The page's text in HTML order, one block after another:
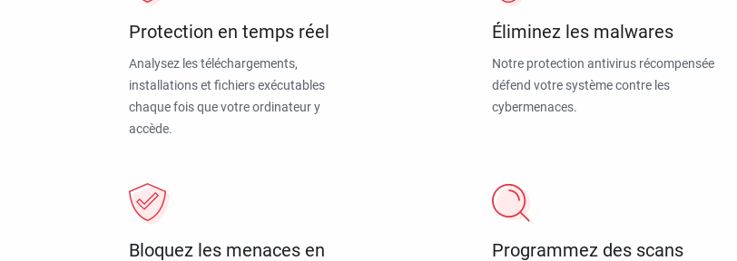
Protection en temps réel
Analysez les téléchargements,
installations et fichiers exécutables
chaque fois que votre ordinateur y
accède.
Éliminez les malwares
Notre protection antivirus récompensée
défend votre système contre les
cybermenaces.
Bloquez les menaces en
Programmez des scans